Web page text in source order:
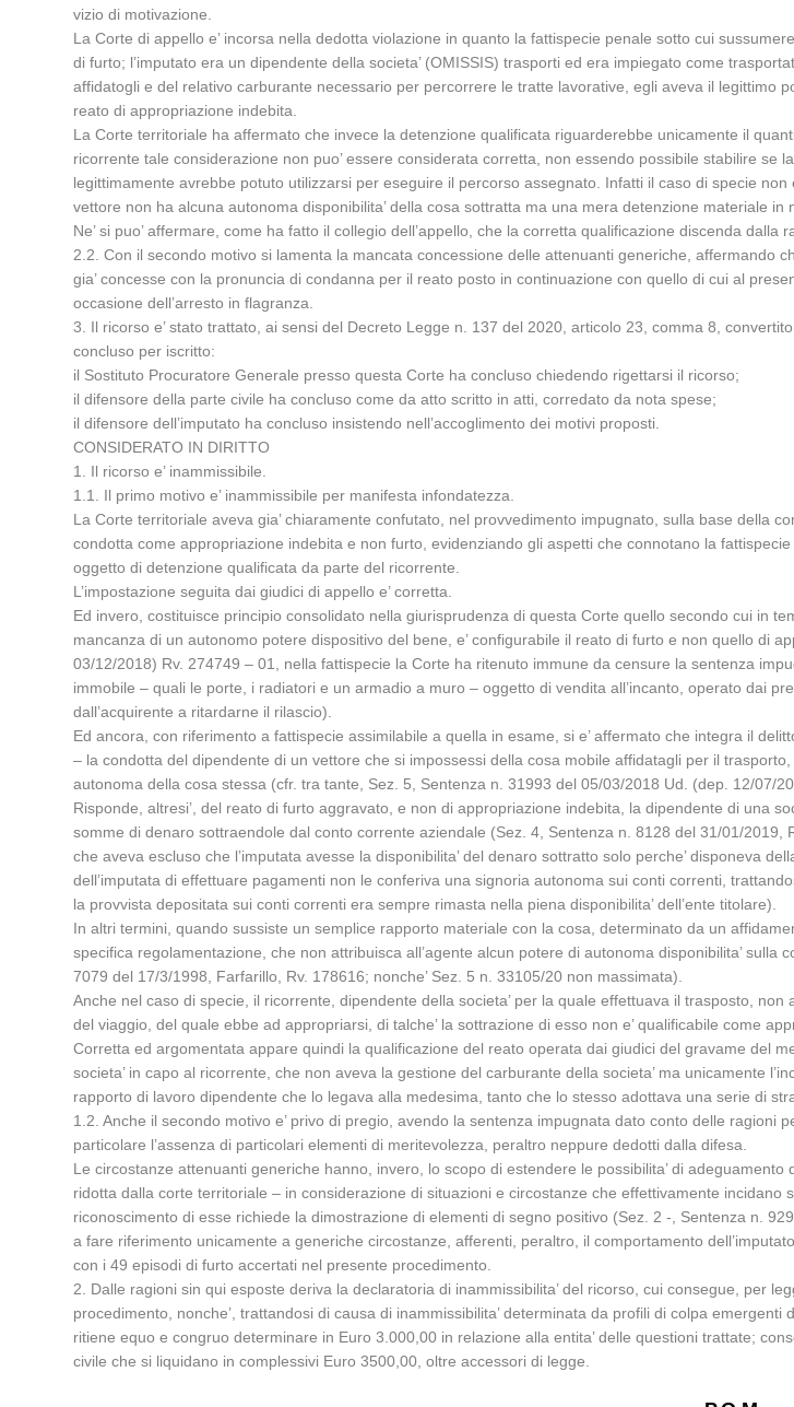
vizio di motivazione.
La Corte di appello e’ incorsa nella dedotta violazione in quanto la fattispecie penale sotto cui
di furto; l’imputato era un dipendente della societa’ (OMISSIS) trasporti ed era impiegato come
affidatogli e del relativo carburante necessario per percorrere le tratte lavorative, egli aveva il legittimo
reato di appropriazione indebita.
La Corte territoriale ha affermato che invece la detenzione qualificata riguarderebbe unicamente il
ricorrente tale considerazione non puo’ essere considerata corretta, non essendo possibile stabilire se
legittimamente avrebbe potuto utilizzarsi per eseguire il percorso assegnato. Infatti il caso di specie
vettore non ha alcuna autonoma disponibilita’ della cosa sottratta ma una mera detenzione materiale in
Ne’ si puo’ affermare, come ha fatto il collegio dell’appello, che la corretta qualificazione discenda dalla
2.2. Con il secondo motivo si lamenta la mancata concessione delle attenuanti generiche, affermando
gia’ concesse con la pronuncia di condanna per il reato posto in continuazione con quello di cui al
occasione dell’arresto in flagranza.
3. Il ricorso e’ stato trattato, ai sensi del Decreto Legge n. 137 del 2020, articolo 23, comma 8,
concluso per iscritto:
il Sostituto Procuratore Generale presso questa Corte ha concluso chiedendo rigettarsi il ricorso;
il difensore della parte civile ha concluso come da atto scritto in atti, corredato da nota spese;
il difensore dell’imputato ha concluso insistendo nell’accoglimento dei motivi proposti.
CONSIDERATO IN DIRITTO
1. Il ricorso e’ inammissibile.
1.1. Il primo motivo e’ inammissibile per manifesta infondatezza.
La Corte territoriale aveva gia’ chiaramente confutato, nel provvedimento impugnato, sulla base della
condotta come appropriazione indebita e non furto, evidenziando gli aspetti che connotano la
oggetto di detenzione qualificata da parte del ricorrente.
L’impostazione seguita dai giudici di appello e’ corretta.
Ed invero, costituisce principio consolidato nella giurisprudenza di questa Corte quello secondo cui in
mancanza di un autonomo potere dispositivo del bene, e’ configurabile il reato di furto e non quello di
03/12/2018) Rv. 274749 – 01, nella fattispecie la Corte ha ritenuto immune da censure la sentenza
immobile – quali le porte, i radiatori e un armadio a muro – oggetto di vendita all’incanto, operato dai
dall’acquirente a ritardarne il rilascio).
Ed ancora, con riferimento a fattispecie assimilabile a quella in esame, si e’ affermato che integra il
– la condotta del dipendente di un vettore che si impossessi della cosa mobile affidatagli per il
autonoma della cosa stessa (cfr. tra tante, Sez. 5, Sentenza n. 31993 del 05/03/2018 Ud. (dep. 12/07/
Risponde, altresi’, del reato di furto aggravato, e non di appropriazione indebita, la dipendente di una
somme di denaro sottraendole dal conto corrente aziendale (Sez. 4, Sentenza n. 8128 del 31/01/
che aveva escluso che l’imputata avesse la disponibilita’ del denaro sottratto solo perche’ disponeva
dell’imputata di effettuare pagamenti non le conferiva una signoria autonoma sui conti correnti,
la provvista depositata sui conti correnti era sempre rimasta nella piena disponibilita’ dell’ente titolare).
In altri termini, quando sussiste un semplice rapporto materiale con la cosa, determinato da un
specifica regolamentazione, che non attribuisca all’agente alcun potere di autonoma disponibilita’
7079 del 17/3/1998, Farfarillo, Rv. 178616; nonche’ Sez. 5 n. 33105/20 non massimata).
Anche nel caso di specie, il ricorrente, dipendente della societa’ per la quale effettuava il trasposto,
del viaggio, del quale ebbe ad appropriarsi, di talche’ la sottrazione di esso non e’ qualificabile come
Corretta ed argomentata appare quindi la qualificazione del reato operata dai giudici del gravame del
societa’ in capo al ricorrente, che non aveva la gestione del carburante della societa’ ma unicamente
rapporto di lavoro dipendente che lo legava alla medesima, tanto che lo stesso adottava una serie di
1.2. Anche il secondo motivo e’ privo di pregio, avendo la sentenza impugnata dato conto delle
particolare l’assenza di particolari elementi di meritevolezza, peraltro neppure dedotti dalla difesa.
Le circostanze attenuanti generiche hanno, invero, lo scopo di estendere le possibilita’ di
ridotta dalla corte territoriale – in considerazione di situazioni e circostanze che effettivamente incidano
riconoscimento di esse richiede la dimostrazione di elementi di segno positivo (Sez. 2 -, Sentenza n.
a fare riferimento unicamente a generiche circostanze, afferenti, peraltro, il comportamento
con i 49 episodi di furto accertati nel presente procedimento.
2. Dalle ragioni sin qui esposte deriva la declaratoria di inammissibilita’ del ricorso, cui consegue, per
procedimento, nonche’, trattandosi di causa di inammissibilita’ determinata da profili di colpa
ritiene equo e congruo determinare in Euro 3.000,00 in relazione alla entita’ delle questioni trattate;
civile che si liquidano in complessivi Euro 3500,00, oltre accessori di legge.